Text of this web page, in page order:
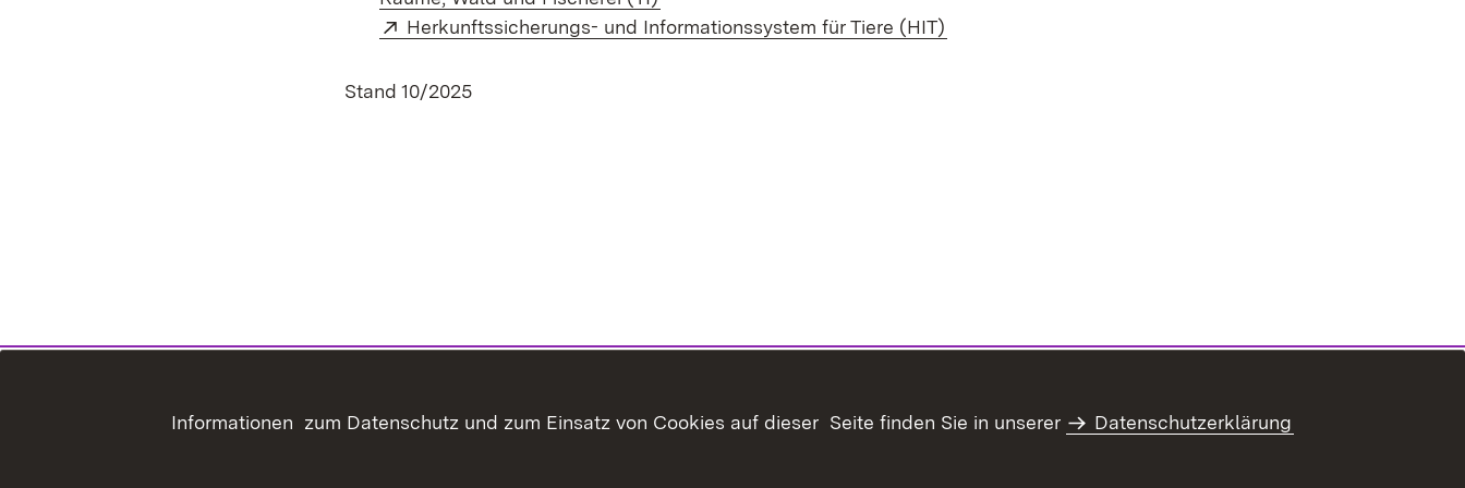
Extern:
Herkunftssicherungs- und Informationssystem für Tiere (HIT)
Stand 10/2025
Informationen zum Datenschutz und zum Einsatz von Cookies auf dieser Seite finden Sie in unserer Datenschutzerklärung